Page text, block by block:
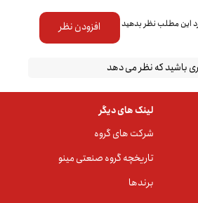
این مطلب نظر بدهید افزودن نظر
باشید که نظر می دهد
لینک های دیگر
شرکت های گروه
تاریخچه گروه صنعتی مینو
برندها